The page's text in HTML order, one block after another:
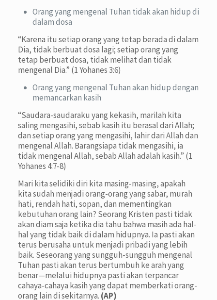
Orang yang mengenal Tuhan tidak akan hidup di
dalam dosa
“Karena itu setiap orang yang tetap berada di dalam
Dia, tidak berbuat dosa lagi; setiap orang yang
tetap berbuat dosa, tidak melihat dan tidak
mengenal Dia.” (1 Yohanes 3:6)
Orang yang mengenal Tuhan akan hidup dengan
memancarkan kasih
“Saudara-saudaraku yang kekasih, marilah kita
saling mengasihi, sebab kasih itu berasal dari Allah;
dan setiap orang yang mengasihi, lahir dari Allah dan
mengenal Allah. Barangsiapa tidak mengasihi, ia
tidak mengenal Allah, sebab Allah adalah kasih.” (1
Yohanes 4:7-8)
Mari kita selidiki diri kita masing-masing, apakah
kita sudah menjadi orang-orang yang sabar, murah
hati, rendah hati, sopan, dan mementingkan
kebutuhan orang lain? Seorang Kristen pasti tidak
akan diam saja ketika dia tahu bahwa masih ada hal-
hal yang tidak baik di dalam hidupnya. Ia pasti akan
terus berusaha untuk menjadi pribadi yang lebih
baik. Seseorang yang sungguh-sungguh mengenal
Tuhan pasti akan terus bertumbuh ke arah yang
benar—melalui hidupnya pasti akan terpancar
cahaya-cahaya kasih yang dapat memberkati orang-
orang lain di sekitarnya. (AP)